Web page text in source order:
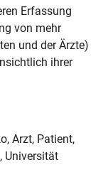
Erfassung
von mehr
und der Ärzte)
ihrer
Arzt, Patient,
Universität